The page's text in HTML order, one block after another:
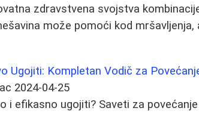
zdravstvena svojstva
može pomoći kod
Ugojiti: Kompletan Vodič za
2024-04-25
i efikasno ugojiti? Saveti za